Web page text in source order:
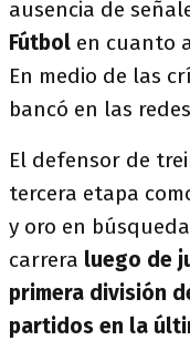
ausencia de
Fútbol en cuanto
En medio de las
bancó en las
El defensor de
tercera etapa
y oro en
carrera luego de
primera división
partidos en la